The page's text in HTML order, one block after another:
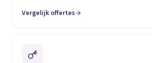
Vergelijk offertes
(opent in een nieuw tabblad)